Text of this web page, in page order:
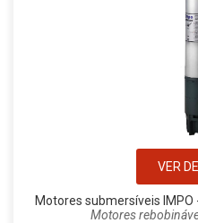
VER
Motores submersíveis IMPO
Motores